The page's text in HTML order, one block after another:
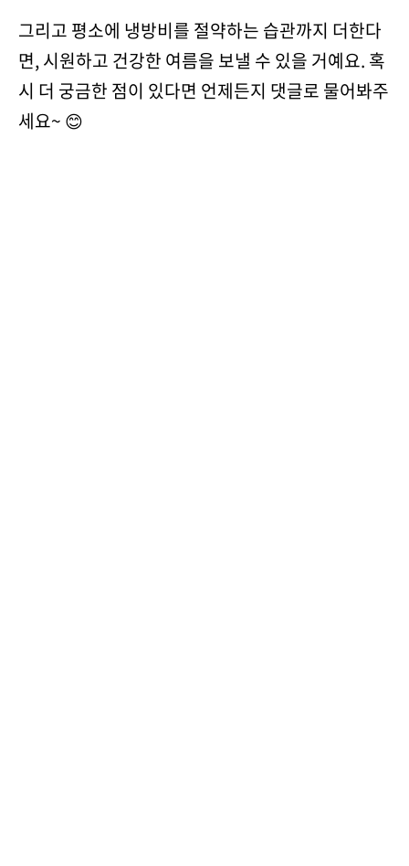
그리고 평소에 냉방비를 절약하는 습관까지 더한다
면, 시원하고 건강한 여름을 보낼 수 있을 거예요. 혹
시 더 궁금한 점이 있다면 언제든지 댓글로 물어봐주
세요~ 😊